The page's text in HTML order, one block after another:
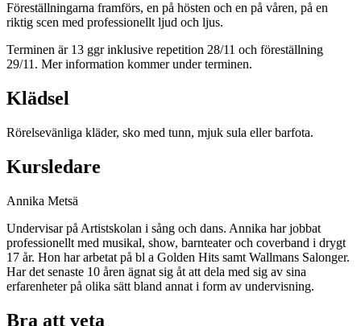
Föreställningarna framförs, en på hösten och en på våren, på en
riktig scen med professionellt ljud och ljus.
Terminen är 13 ggr inklusive repetition 28/11 och föreställning
29/11. Mer information kommer under terminen.
Klädsel
Rörelsevänliga kläder, sko med tunn, mjuk sula eller barfota.
Kursledare
Annika Metsä
Undervisar på Artistskolan i sång och dans. Annika har jobbat
professionellt med musikal, show, barnteater och coverband i drygt
17 år. Hon har arbetat på bl a Golden Hits samt Wallmans Salonger.
Har det senaste 10 åren ägnat sig åt att dela med sig av sina
erfarenheter på olika sätt bland annat i form av undervisning.
Bra att veta